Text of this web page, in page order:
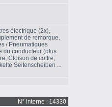
électrique (2x),
de remorque,
/ Pneumatiques
du conducteur (plus
Cloison de coffre,
Seitenscheiben ...
N° interne : 14330